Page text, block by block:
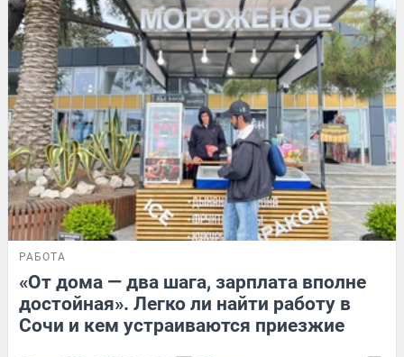
РАБОТА
«От дома — два шага, зарплата вполне
достойная». Легко ли найти работу в
Сочи и кем устраиваются приезжие